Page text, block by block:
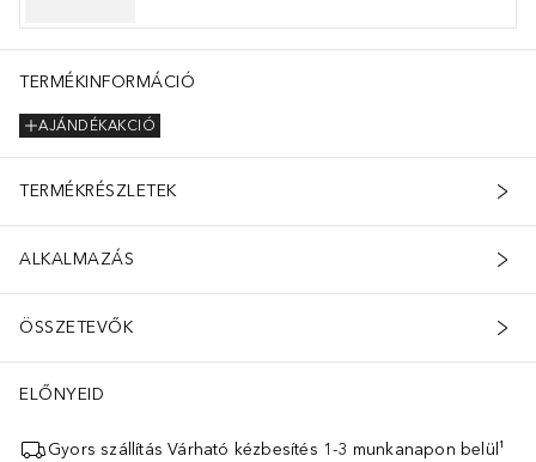
TERMÉKINFORMÁCIÓ
AJÁNDÉKAKCIÓ
TERMÉKRÉSZLETEK
ALKALMAZÁS
ÖSSZETEVŐK
ELŐNYEID
Gyors szállítás Várható kézbesítés 1-3 munkanapon belül¹